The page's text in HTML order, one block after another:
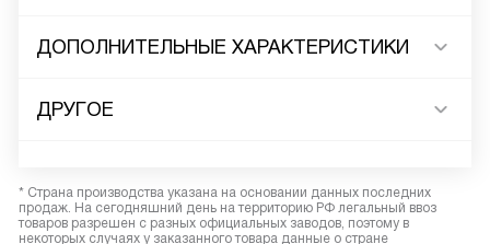
ДОПОЛНИТЕЛЬНЫЕ ХАРАКТЕРИСТИКИ
ДРУГОЕ
* Страна производства указана на основании данных последних
продаж. На сегодняшний день на территорию РФ легальный ввоз
товаров разрешен с разных официальных заводов, поэтому в
некоторых случаях у заказанного товара данные о стране